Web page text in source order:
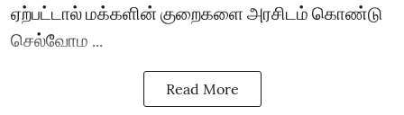
ஏற்பட்டால் மக்களின் குறைகளை அரசிடம் கொண்டு
செல்வோம ...
Read More